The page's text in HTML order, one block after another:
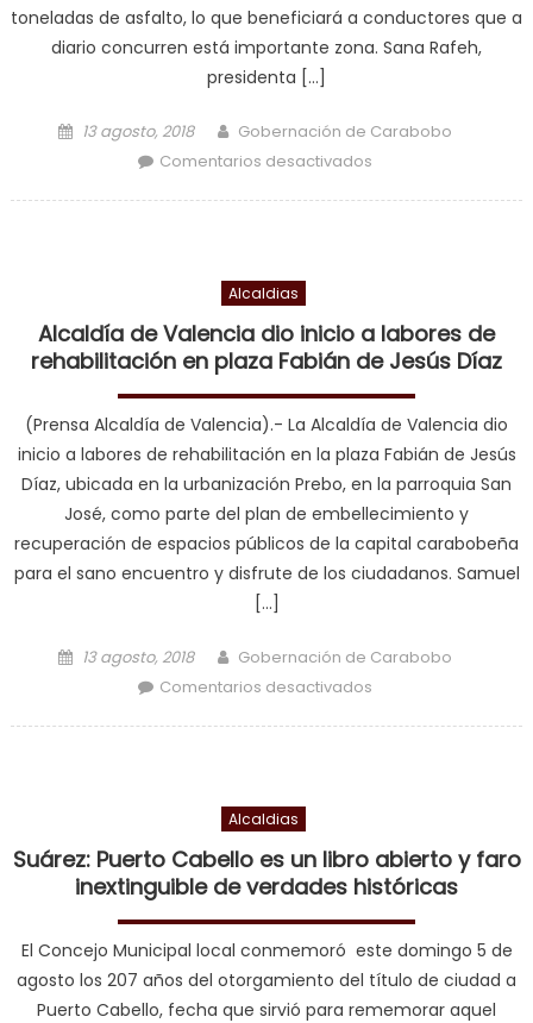
toneladas de asfalto, lo que beneficiará a conductores que a
diario concurren está importante zona. Sana Rafeh,
presidenta […]
Posted on
13 agosto, 2018 Author
Gobernación de Carabobo
Comentarios desactivados
Alcaldias
Alcaldía de Valencia dio inicio a labores de
rehabilitación en plaza Fabián de Jesús Díaz
(Prensa Alcaldía de Valencia).- La Alcaldía de Valencia dio
inicio a labores de rehabilitación en la plaza Fabián de Jesús
Díaz, ubicada en la urbanización Prebo, en la parroquia San
José, como parte del plan de embellecimiento y
recuperación de espacios públicos de la capital carabobeña
para el sano encuentro y disfrute de los ciudadanos. Samuel
[…]
Posted on
13 agosto, 2018 Author
Gobernación de Carabobo
Comentarios desactivados
Alcaldias
Suárez: Puerto Cabello es un libro abierto y faro
inextinguible de verdades históricas
El Concejo Municipal local conmemoró este domingo 5 de
agosto los 207 años del otorgamiento del título de ciudad a
Puerto Cabello, fecha que sirvió para rememorar aquel